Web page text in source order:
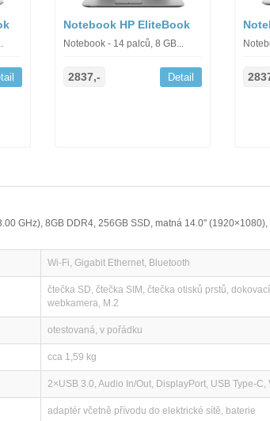
Notebook HP EliteBook
Notebook - 14 palců, 8 GB...
2837,- Detail
GHz), 8GB DDR4, 256GB SSD, matná 14.0"
Wi-Fi, Gigabit Ethernet, Bluetooth
čtečka SD, čtečka SIM, čtečka otisků prstů,
webkamera, M.2
otestovaná, v pořádku
cca 1,59 kg
2×USB 3.0, Audio In/Out, DisplayPort, USB Type-C,
adaptér včetně přívodu do elektrické sítě, baterie